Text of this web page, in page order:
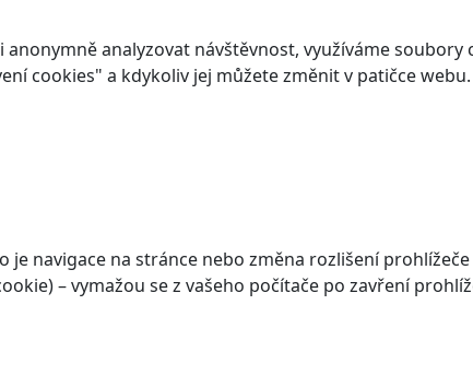
analyzovat návštěvnost, využíváme soubory
cookies" a kdykoliv jej můžete změnit v patičce
navigace na stránce nebo změna rozlišení
– vymažou se z vašeho počítače po zavření